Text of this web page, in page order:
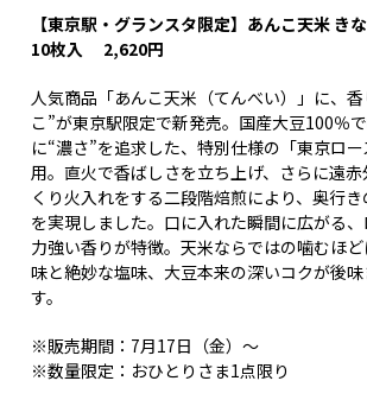
【東京駅・グランスタ限定】あんこ天米
10枚入 2,620円
人気商品「あんこ天米（てんべい）」に、
こ”が東京駅限定で新発売。国産大豆100％
に“濃さ”を追求した、特別仕様の「東京ロ
用。直火で香ばしさを立ち上げ、さらに遠
くり火入れをする二段階焙煎により、奥行
を実現しました。口に入れた瞬間に広がる
力強い香りが特徴。天米ならではの噛むほ
味と絶妙な塩味、大豆本来の深いコクが後
す。
※販売期間：7月17日（金）～
※数量限定：おひとりさま1点限り